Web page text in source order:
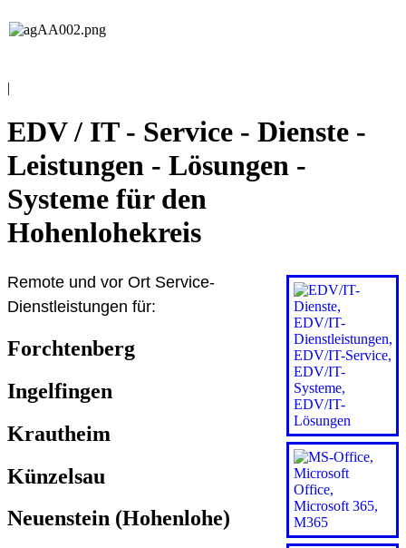
|
EDV / IT - Service - Dienste -
Leistungen - Lösungen -
Systeme für den
Hohenlohekreis
Remote und vor Ort Service-
Dienstleistungen für:
Forchtenberg
Ingelfingen
Krautheim
Künzelsau
Neuenstein (Hohenlohe)